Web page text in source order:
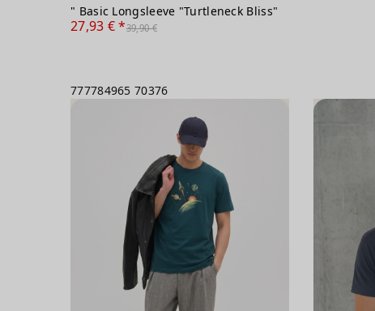
" Basic Longsleeve "Turtleneck Bliss"
27,93 € *39,90 €
777784965 70376